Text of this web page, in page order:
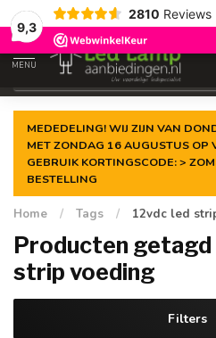
9,3
2810 Reviews
Gegarandeerde delaagste prijs
MENU
MEDEDELING! WIJ ZIJN VAN
MET ZONDAG 16 AUGUSTUS OP
GEBRUIK KORTINGSCODE: >
BESTELLING
Home / Tags / 12vdc led
Producten getagd
strip voeding
Filters